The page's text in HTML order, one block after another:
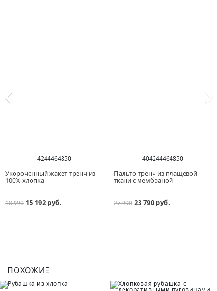
4244464850
Укороченный жакет-тренч из
100% хлопка
18 990 15 192 руб.
404244464850
Пальто-тренч из плащевой
ткани с мембраной
27 990 23 790 руб.
ПОХОЖИЕ